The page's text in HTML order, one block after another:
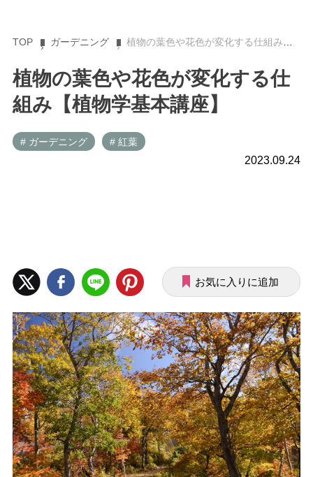
TOP ガーデニング 植物の葉色や花色が変化する仕組み【植物学基本講座】
植物の葉色や花色が変化する仕
組み【植物学基本講座】
# ガーデニング # 紅葉
2023.09.24
お気に入りに追加